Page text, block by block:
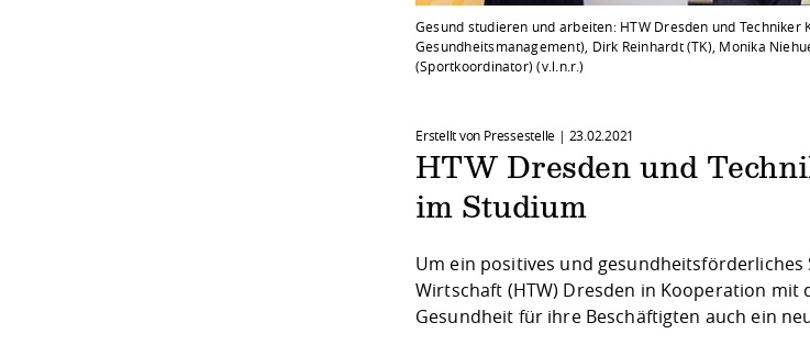
Gesund studieren und arbeiten: HTW Dresden und
Gesundheitsmanagement), Dirk Reinhardt (TK), Monika
(Sportkoordinator) (v.l.n.r.)
Erstellt von Pressestelle | 23.02.2021
HTW Dresden und
im Studium
Um ein positives und
Wirtschaft (HTW) Dresden in Kooperation mit
Gesundheit für ihre Beschäftigten auch ein